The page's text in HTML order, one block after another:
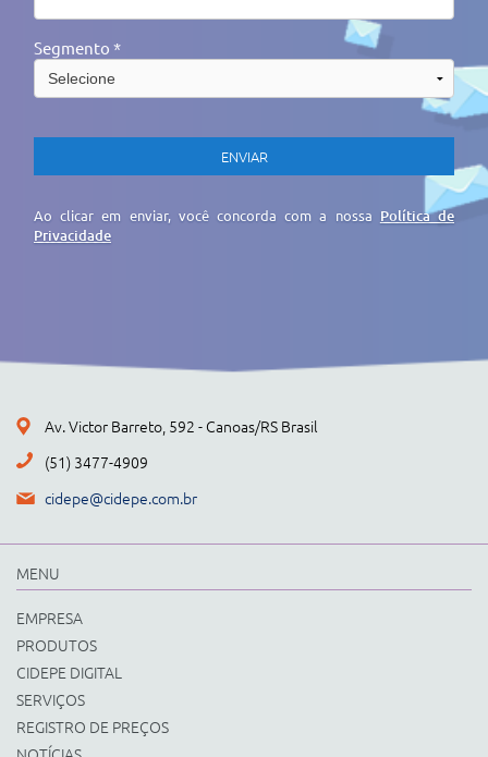
Segmento *
Ao clicar em enviar, você concorda com a nossa Política de
Privacidade
Av. Victor Barreto, 592 - Canoas/RS Brasil
(51) 3477-4909
cidepe@cidepe.com.br
MENU
EMPRESA
PRODUTOS
CIDEPE DIGITAL
SERVIÇOS
REGISTRO DE PREÇOS